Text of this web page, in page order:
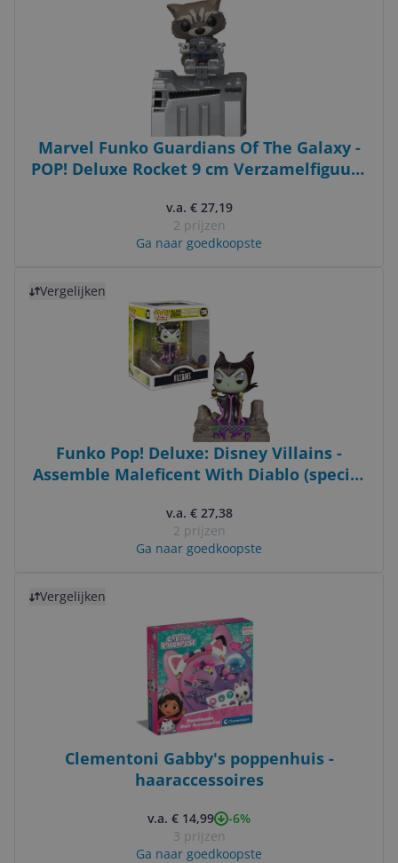
Marvel Funko Guardians Of The Galaxy -
POP! Deluxe Rocket 9 cm Verzamelfiguur -
v.a. € 27,19
2 prijzen
Ga naar goedkoopste
Vergelijken
Funko Pop! Deluxe: Disney Villains -
Assemble Maleficent With Diablo (special
v.a. € 27,38
2 prijzen
Ga naar goedkoopste
Vergelijken
Clementoni Gabby's poppenhuis -
haaraccessoires
v.a. € 14,99
-6%
3 prijzen
Ga naar goedkoopste